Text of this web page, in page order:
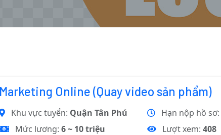
Marketing Online (Quay video sản phẩm)
Khu vực tuyển: Quận Tân Phú Hạn nộp hồ sơ:
Mức lương: 6 ~ 10 triệu Lượt xem: 408